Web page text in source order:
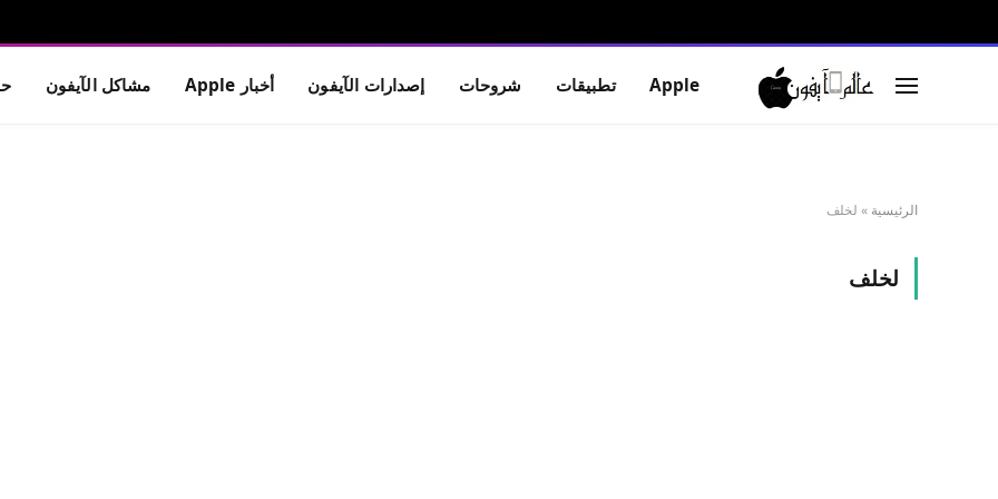
Apple تطبيقات شروحات إصدارات الآيفون أخبار Apple مشاكل الآيفون
الرئيسية » لخلف
لخلف